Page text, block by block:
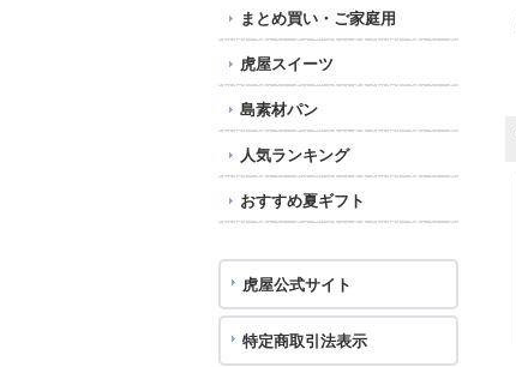
まとめ買い・ご家庭用
虎屋スイーツ
島素材パン
人気ランキング
おすすめ夏ギフト
虎屋公式サイト
特定商取引法表示